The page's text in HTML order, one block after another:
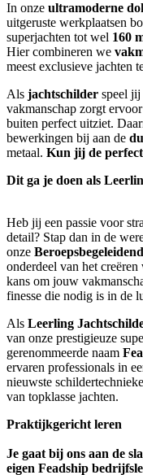
In onze ultramoderne
uitgeruste werkplaatsen
superjachten tot wel 160
Hier combineren we
meest exclusieve jachten
Als jachtschilder speel jij
vakmanschap zorgt
buiten perfect uitziet.
bewerkingen bij aan de
metaal. Kun jij de
Dit ga je doen als
Heb jij een passie voor
detail? Stap dan in de
onze
onderdeel van het
kans om jouw
finesse die nodig is in de
Als Leerling
van onze prestigieuze
gerenommeerde naam
ervaren professionals in
nieuwste
van topklasse jachten.
Praktijkgericht leren
Je gaat bij ons aan de
eigen Feadship